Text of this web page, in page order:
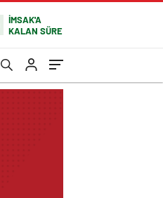
İMSAK'A
KALAN SÜRE